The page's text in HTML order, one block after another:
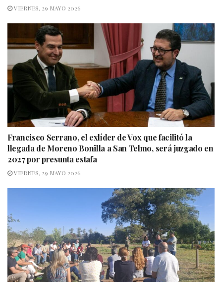
VIERNES, 29 MAYO 2026
Francisco Serrano, el exlíder de Vox que facilitó la
llegada de Moreno Bonilla a San Telmo, será juzgado en
2027 por presunta estafa
VIERNES, 29 MAYO 2026